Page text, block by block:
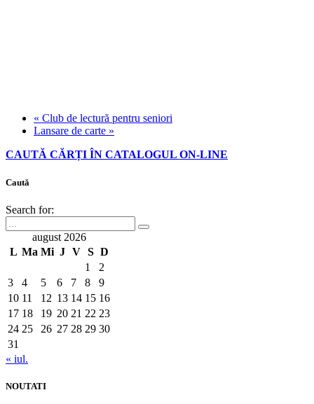
« Club de lectură pentru seniori
Lansare de carte »
CAUTĂ CĂRȚI ÎN CATALOGUL ON-LINE
Caută
Search for:
august 2026
L Ma Mi J V S D
1
2
3
4 5 6 7 8
9
10 11 12 13 14 15 16
17 18 19 20 21 22 23
24 25 26 27 28 29 30
31
« iul.
NOUTATI